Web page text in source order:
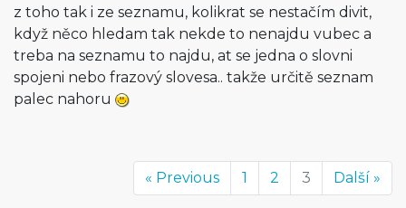
z toho tak i ze seznamu, kolikrat se nestačím divit,
když něco hledam tak nekde to nenajdu vubec a
treba na seznamu to najdu, at se jedna o slovni
spojeni nebo frazový slovesa.. takže určitě seznam
palec nahoru
« Previous 1 2 3 Další »